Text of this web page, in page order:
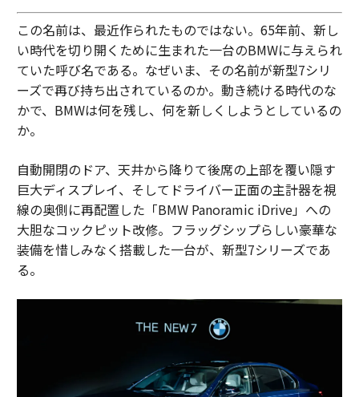
この名前は、最近作られたものではない。65年前、新し
い時代を切り開くために生まれた一台のBMWに与えられ
ていた呼び名である。なぜいま、その名前が新型7シリ
ーズで再び持ち出されているのか。動き続ける時代のな
かで、BMWは何を残し、何を新しくしようとしているの
か。
自動開閉のドア、天井から降りて後席の上部を覆い隠す
巨大ディスプレイ、そしてドライバー正面の主計器を視
線の奥側に再配置した「BMW Panoramic iDrive」への
大胆なコックピット改修。フラッグシップらしい豪華な
装備を惜しみなく搭載した一台が、新型7シリーズであ
る。